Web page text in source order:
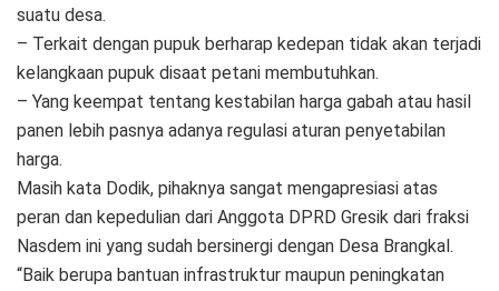
suatu desa.
– Terkait dengan pupuk berharap kedepan tidak akan terjadi
kelangkaan pupuk disaat petani membutuhkan.
– Yang keempat tentang kestabilan harga gabah atau hasil
panen lebih pasnya adanya regulasi aturan penyetabilan
harga.
Masih kata Dodik, pihaknya sangat mengapresiasi atas
peran dan kepedulian dari Anggota DPRD Gresik dari fraksi
Nasdem ini yang sudah bersinergi dengan Desa Brangkal.
“Baik berupa bantuan infrastruktur maupun peningkatan